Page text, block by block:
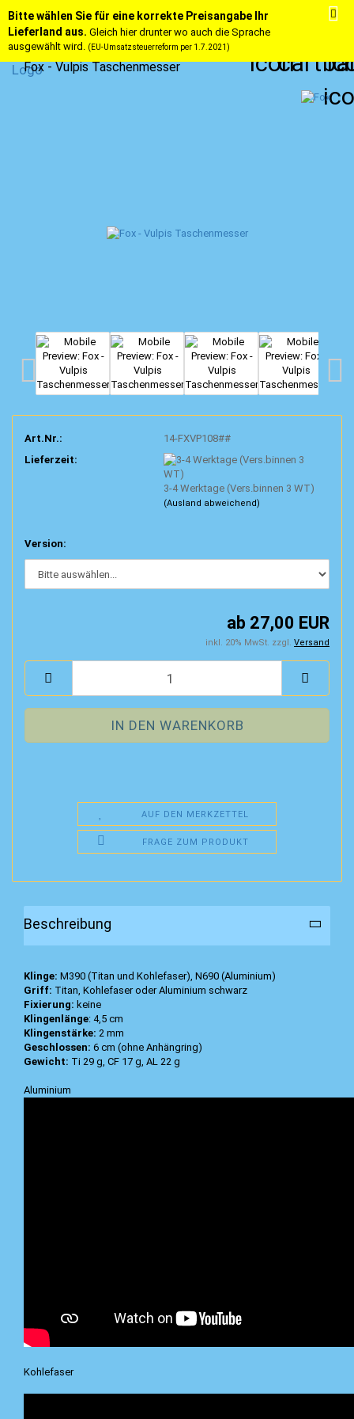
Bitte wählen Sie für eine korrekte Preisangabe Ihr
Lieferland aus. Gleich hier drunter wo auch die Sprache
ausgewählt wird. (EU-Umsatzsteuerreform per 1.7.2021)
Fox - Vulpis Taschenmesser
Art.Nr.:
14-FXVP108##
Lieferzeit:
3-4 Werktage (Vers.binnen 3 WT)
(Ausland abweichend)
Version:
ab 27,00 EUR
inkl. 20% MwSt. zzgl. Versand
AUF DEN MERKZETTEL
FRAGE ZUM PRODUKT
Beschreibung
Klinge: M390 (Titan und Kohlefaser), N690 (Aluminium)
Griff: Titan, Kohlefaser oder Aluminium schwarz
Fixierung: keine
Klingenlänge: 4,5 cm
Klingenstärke: 2 mm
Geschlossen: 6 cm (ohne Anhängring)
Gewicht: Ti 29 g, CF 17 g, AL 22 g
Aluminium
Kohlefaser